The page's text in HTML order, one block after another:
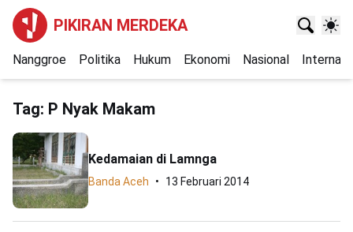
PIKIRAN MERDEKA
Nanggroe Politika Hukum Ekonomi Nasional
Tag: P Nyak Makam
Kedamaian di Lamnga
Banda Aceh 13 Februari 2014